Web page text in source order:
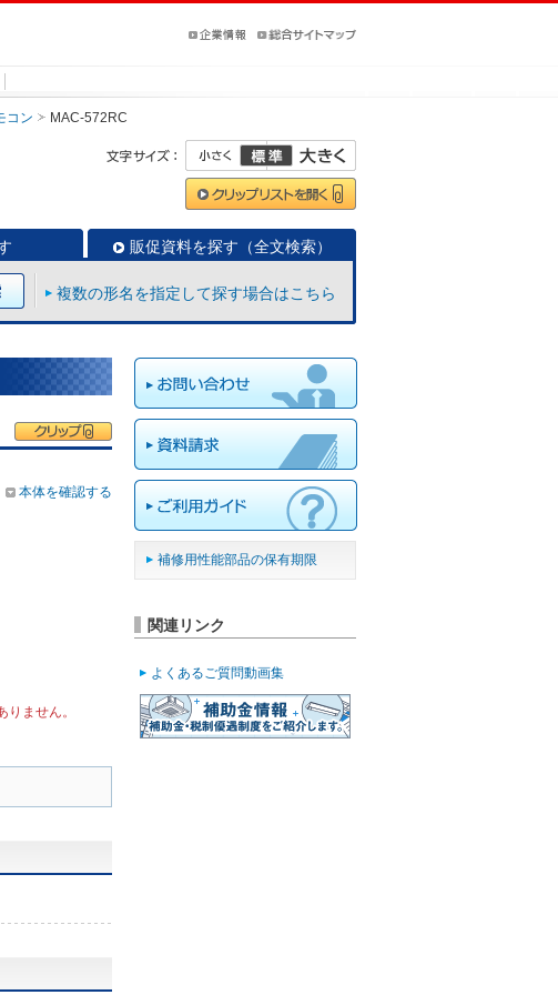
コン MAC-572RC
販促資料を探す（全文検索）
複数の形名を指定して探す場合はこちら
本体を確認する
ません。
補修用性能部品の保有期限
関連リンク
よくあるご質問動画集